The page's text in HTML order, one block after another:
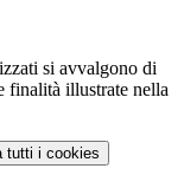
si avvalgono di
finalità illustrate nella
tutti i cookies